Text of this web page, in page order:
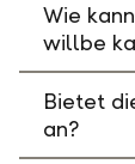
Wie
willbe
Bietet
an?